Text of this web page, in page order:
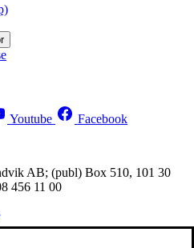
Youtube Facebook
AB; (publ) Box 510, 101 30
456 11 00